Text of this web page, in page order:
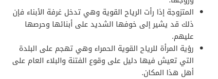
المتزوجة إذا رأت الرياح القوية وهي تدخل غرفة الأبناء فإن
ذلك قد يشير إلى خوفها الشديد على أبنائها وحرصها
عليهم.
رؤية المرأة للرياح القوية الحمراء وهي تهجم على البلدة
التي تعيش فيها دليل على وقوع الفتنة والبلاء العام على
أهل هذا المكان.